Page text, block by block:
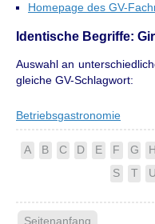
Homepage des GV-
Identische Begriffe:
Auswahl an
gleiche GV-Schlagwort:
Betriebsgastronomie
A B C D E F G H
S
T U
Seitenanfang